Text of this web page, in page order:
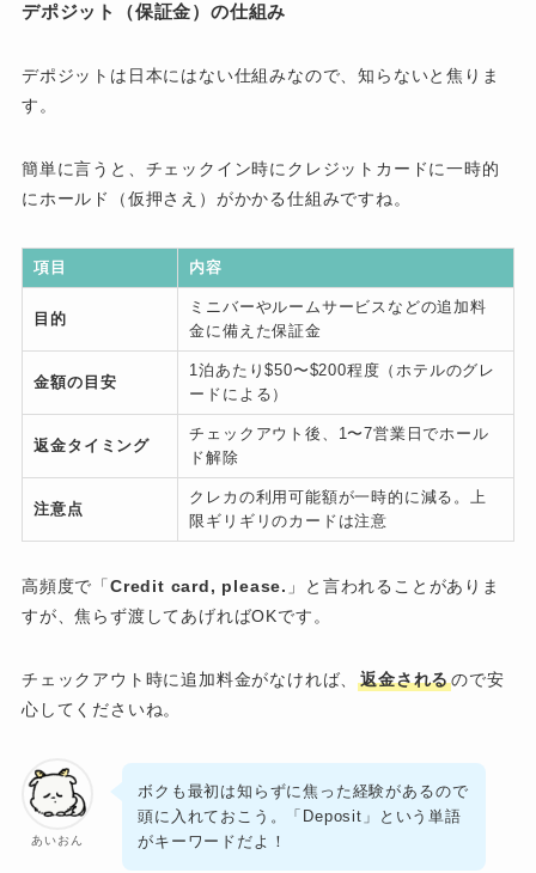
デポジット（保証金）の仕組み
デポジットは日本にはない仕組みなので、知らないと焦りま
す。
簡単に言うと、チェックイン時にクレジットカードに一時的
にホールド（仮押さえ）がかかる仕組みですね。
項目 内容
目的
ミニバーやルームサービスなどの追加料
金に備えた保証金
金額の目安
1泊あたり$50〜$200程度（ホテルのグレ
ードによる）
返金タイミング
チェックアウト後、1〜7営業日でホール
ド解除
注意点
クレカの利用可能額が一時的に減る。上
限ギリギリのカードは注意
高頻度で「Credit card, please. 」と言われることがありま
すが、焦らず渡してあげればOKです。
チェックアウト時に追加料金がなければ、返金されるので安
心してくださいね。
あいおん
ボクも最初は知らずに焦った経験があるので
頭に入れておこう。「Deposit」という単語
がキーワードだよ！